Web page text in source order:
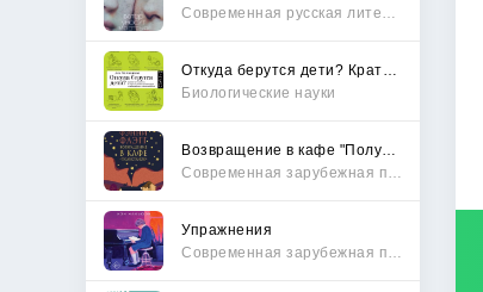
Биологические науки
Упражнения